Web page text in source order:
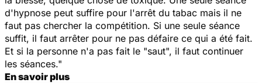
d'hypnose peut suffire pour l'arrêt du tabac mais il ne
faut pas chercher la compétition. Si une seule séance
suffit, il faut arrêter pour ne pas défaire ce qui a été fait.
Et si la personne n'a pas fait le "saut", il faut continuer
les séances."
En savoir plus